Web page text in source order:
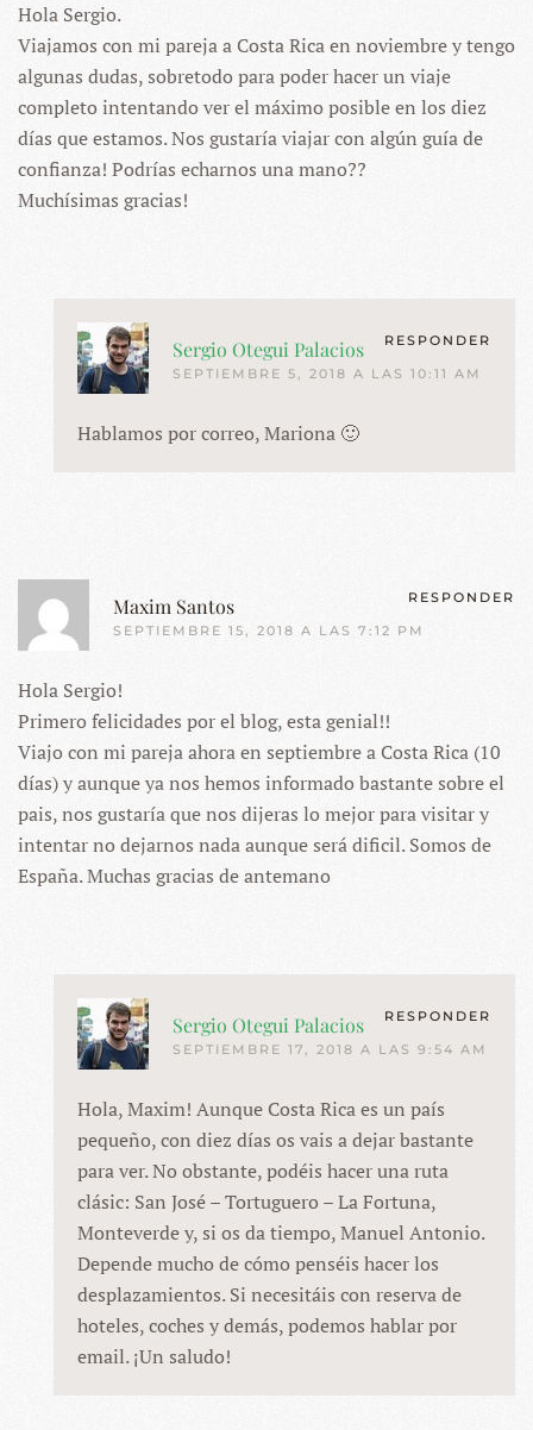
Hola Sergio.
Viajamos con mi pareja a Costa Rica en noviembre y tengo
algunas dudas, sobretodo para poder hacer un viaje
completo intentando ver el máximo posible en los diez
días que estamos. Nos gustaría viajar con algún guía de
confianza! Podrías echarnos una mano??
Muchísimas gracias!
Sergio Otegui Palacios
SEPTIEMBRE 5, 2018 A LAS 10:11 AM
RESPONDER
Hablamos por correo, Mariona 🙂
Maxim Santos
SEPTIEMBRE 15, 2018 A LAS 7:12 PM
RESPONDER
Hola Sergio!
Primero felicidades por el blog, esta genial!!
Viajo con mi pareja ahora en septiembre a Costa Rica (10
días) y aunque ya nos hemos informado bastante sobre el
pais, nos gustaría que nos dijeras lo mejor para visitar y
intentar no dejarnos nada aunque será dificil. Somos de
España. Muchas gracias de antemano
Sergio Otegui Palacios
SEPTIEMBRE 17, 2018 A LAS 9:54 AM
RESPONDER
Hola, Maxim! Aunque Costa Rica es un país
pequeño, con diez días os vais a dejar bastante
para ver. No obstante, podéis hacer una ruta
clásic: San José – Tortuguero – La Fortuna,
Monteverde y, si os da tiempo, Manuel Antonio.
Depende mucho de cómo penséis hacer los
desplazamientos. Si necesitáis con reserva de
hoteles, coches y demás, podemos hablar por
email. ¡Un saludo!